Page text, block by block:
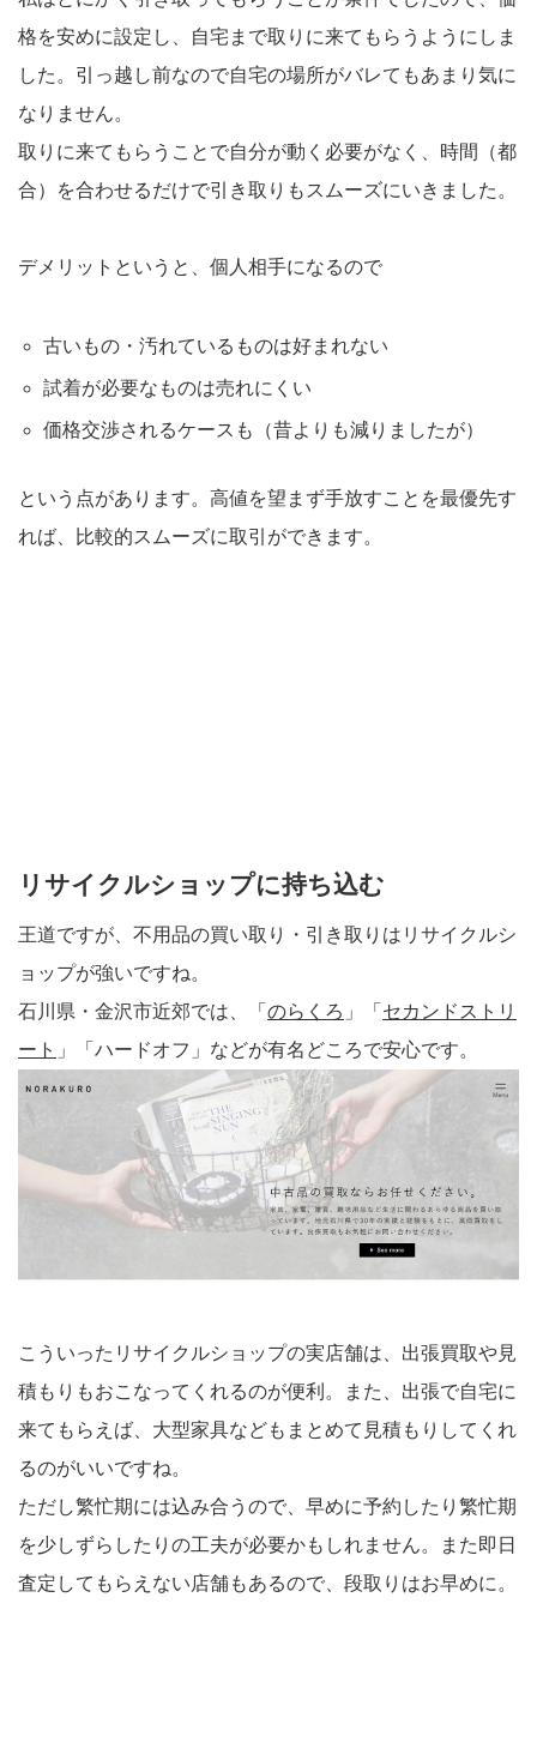
格を安めに設定し、自宅まで取りに来てもらうようにしま
した。引っ越し前なので自宅の場所がバレてもあまり気に
なりません。
取りに来てもらうことで自分が動く必要がなく、時間（都
合）を合わせるだけで引き取りもスムーズにいきました。
デメリットというと、個人相手になるので
古いもの・汚れているものは好まれない
試着が必要なものは売れにくい
価格交渉されるケースも（昔よりも減りましたが）
という点があります。高値を望まず手放すことを最優先す
れば、比較的スムーズに取引ができます。
リサイクルショップに持ち込む
王道ですが、不用品の買い取り・引き取りはリサイクルシ
ョップが強いですね。
石川県・金沢市近郊では、「 のらくろ 」「 セカンドストリ
ート 」「ハードオフ」などが有名どころで安心です。
こういったリサイクルショップの実店舗は、出張買取や見
積もりもおこなってくれるのが便利。また、出張で自宅に
来てもらえば、大型家具などもまとめて見積もりしてくれ
るのがいいですね。
ただし繁忙期には込み合うので、早めに予約したり繁忙期
を少しずらしたりの工夫が必要かもしれません。また即日
査定してもらえない店舗もあるので、段取りはお早めに。